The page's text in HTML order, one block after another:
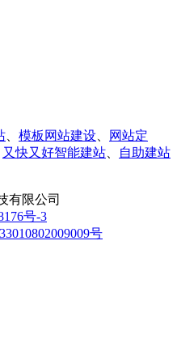
模板网站建设
网站定
又快又好智能建站
自助建站
有限公司
号-3
号